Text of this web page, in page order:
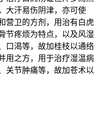
大汗易伤阴津，亦可使
营卫的方剂，用治有白虎
节疼烦为特点，以及风湿
口渴等，故加桂枝以通络
用之方，用于治疗湿温病
关节肿痛等，故加苍术以